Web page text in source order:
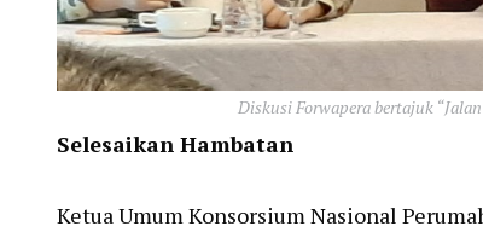
Diskusi Forwapera bertajuk
Selesaikan Hambatan
Ketua Umum Konsorsium Nasional